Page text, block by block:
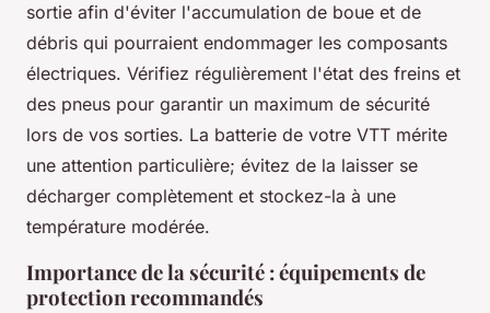
sortie afin d'éviter l'accumulation de boue et de
débris qui pourraient endommager les composants
électriques. Vérifiez régulièrement l'état des freins et
des pneus pour garantir un maximum de sécurité
lors de vos sorties. La batterie de votre VTT mérite
une attention particulière; évitez de la laisser se
décharger complètement et stockez-la à une
température modérée.
Importance de la sécurité : équipements de
protection recommandés